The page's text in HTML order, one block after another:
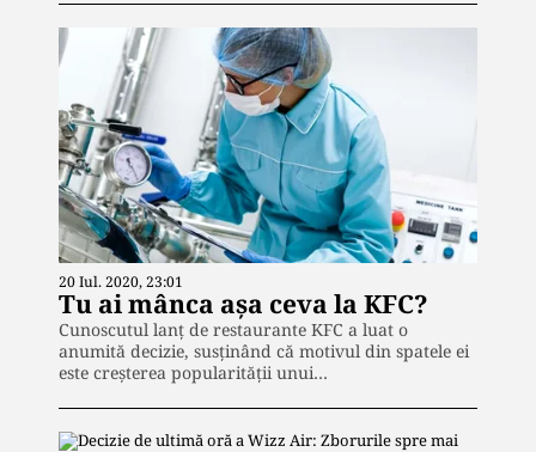
20 Iul. 2020, 23:01
Tu ai mânca așa ceva la KFC?
Cunoscutul lanț de restaurante KFC a luat o
anumită decizie, susținând că motivul din spatele ei
este creșterea popularității unui…